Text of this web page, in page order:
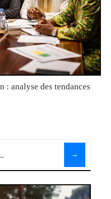
: analyse des tendances